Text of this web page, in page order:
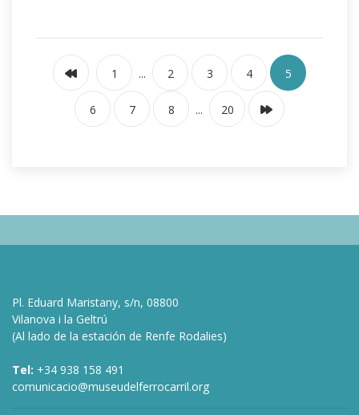
1 ... 2 3 4 5
6 7 8 ... 20
Pl. Eduard Maristany, s/n, 08800
Vilanova i la Geltrú
(Al lado de la estación de Renfe Rodalies)
Tel: +34 938 158 491
comunicacio@museudelferrocarril.org